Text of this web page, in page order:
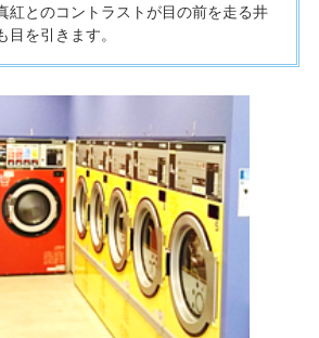
紅とのコントラストが目の前を走る井
を引きます。